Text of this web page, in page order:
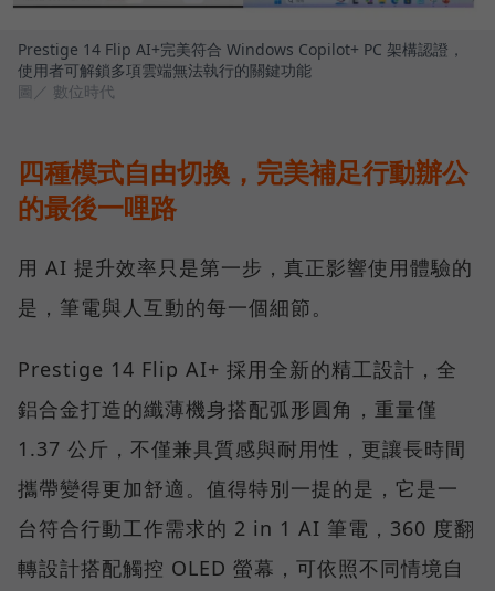
Prestige 14 Flip AI+完美符合 Windows Copilot+ PC 架構認證，
使用者可解鎖多項雲端無法執行的關鍵功能
圖／ 數位時代
四種模式自由切換，完美補足行動辦公
的最後一哩路
用 AI 提升效率只是第一步，真正影響使用體驗的
是，筆電與人互動的每一個細節。
Prestige 14 Flip AI+ 採用全新的精工設計，全
鋁合金打造的纖薄機身搭配弧形圓角，重量僅
1.37 公斤，不僅兼具質感與耐用性，更讓長時間
攜帶變得更加舒適。值得特別一提的是，它是一
台符合行動工作需求的 2 in 1 AI 筆電，360 度翻
轉設計搭配觸控 OLED 螢幕，可依照不同情境自